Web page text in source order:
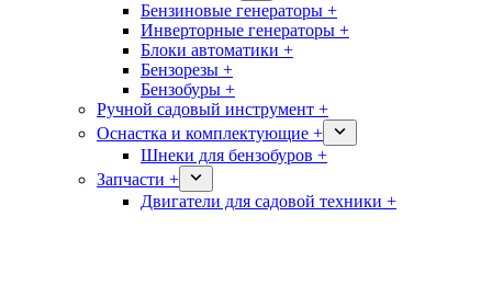
Бензиновые генераторы +
Инверторные генераторы +
Блоки автоматики +
Бензорезы +
Бензобуры +
Ручной садовый инструмент +
Оснастка и комплектующие +
Шнеки для бензобуров +
Запчасти +
Двигатели для садовой техники +